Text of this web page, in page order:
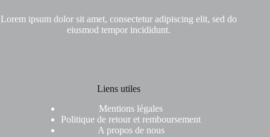
Lorem ipsum dolor sit amet, consectetur adipiscing elit, sed do
eiusmod tempor incididunt.
Liens utiles
Mentions légales
Politique de retour et remboursement
A propos de nous